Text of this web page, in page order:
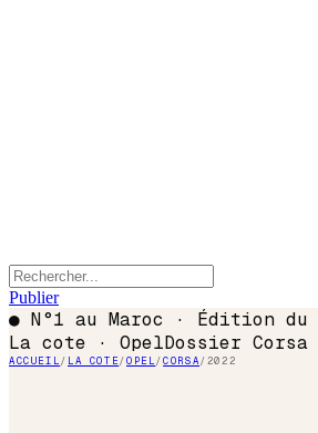
Publier
● N°1 au Maroc · Édition du
La cote · OpelDossier Corsa
ACCUEIL/ LA COTE/OPEL/CORSA/2022